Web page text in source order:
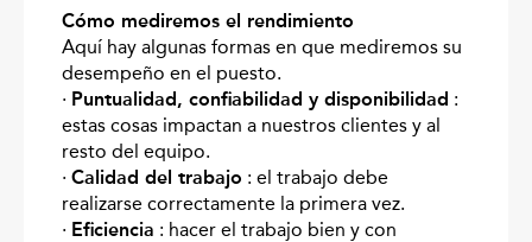
Cómo mediremos el rendimiento
Aquí hay algunas formas en que mediremos su
desempeño en el puesto.
· Puntualidad, confiabilidad y disponibilidad :
estas cosas impactan a nuestros clientes y al
resto del equipo.
· Calidad del trabajo : el trabajo debe
realizarse correctamente la primera vez.
· Eficiencia : hacer el trabajo bien y con